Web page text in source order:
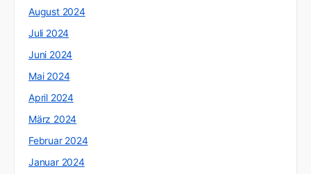
August 2024
Juli 2024
Juni 2024
Mai 2024
April 2024
März 2024
Februar 2024
Januar 2024